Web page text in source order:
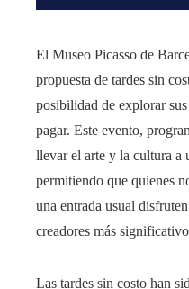
El Museo Picasso de
propuesta de tardes sin
posibilidad de explorar
pagar. Este evento,
llevar el arte y la cultura a
permitiendo que quienes
una entrada usual
creadores más
Las tardes sin costo han